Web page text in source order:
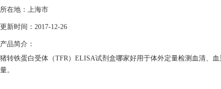
所在地：上海市
更新时间：2017-12-26
产品简介：
猪转铁蛋白受体（TFR）ELISA试剂盒哪家好用于体外定量检测血清、
量。